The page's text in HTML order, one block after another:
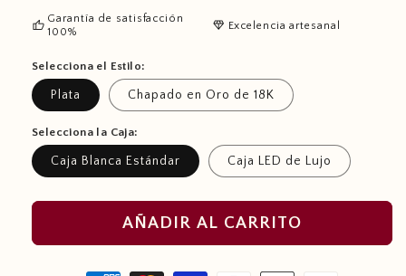
thumb_up Garantía de satisfacción
100%
diamond Excelencia artesanal
Selecciona el Estilo:
Plata Chapado en Oro de 18K
Selecciona la Caja:
Caja Blanca Estándar Caja LED de Lujo
AÑADIR AL CARRITO